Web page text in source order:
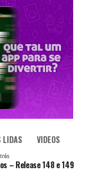
LIDAS VIDEOS
– Release 148 e 149